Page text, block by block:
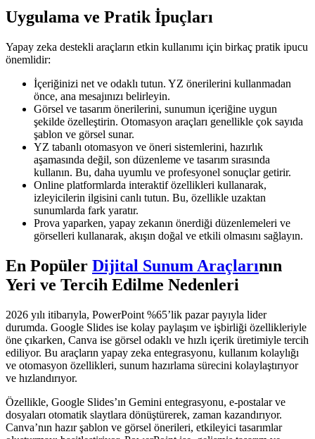
Uygulama ve Pratik İpuçları
Yapay zeka destekli araçların etkin kullanımı için birkaç pratik ipucu
önemlidir:
İçeriğinizi net ve odaklı tutun. YZ önerilerini kullanmadan
önce, ana mesajınızı belirleyin.
Görsel ve tasarım önerilerini, sunumun içeriğine uygun
şekilde özelleştirin. Otomasyon araçları genellikle çok sayıda
şablon ve görsel sunar.
YZ tabanlı otomasyon ve öneri sistemlerini, hazırlık
aşamasında değil, son düzenleme ve tasarım sırasında
kullanın. Bu, daha uyumlu ve profesyonel sonuçlar getirir.
Online platformlarda interaktif özellikleri kullanarak,
izleyicilerin ilgisini canlı tutun. Bu, özellikle uzaktan
sunumlarda fark yaratır.
Prova yaparken, yapay zekanın önerdiği düzenlemeleri ve
görselleri kullanarak, akışın doğal ve etkili olmasını sağlayın.
En Popüler Dijital Sunum Araçlarının
Yeri ve Tercih Edilme Nedenleri
2026 yılı itibarıyla, PowerPoint %65’lik pazar payıyla lider
durumda. Google Slides ise kolay paylaşım ve işbirliği özellikleriyle
öne çıkarken, Canva ise görsel odaklı ve hızlı içerik üretimiyle tercih
ediliyor. Bu araçların yapay zeka entegrasyonu, kullanım kolaylığı
ve otomasyon özellikleri, sunum hazırlama sürecini kolaylaştırıyor
ve hızlandırıyor.
Özellikle, Google Slides’ın Gemini entegrasyonu, e-postalar ve
dosyaları otomatik slaytlara dönüştürerek, zaman kazandırıyor.
Canva’nın hazır şablon ve görsel önerileri, etkileyici tasarımlar